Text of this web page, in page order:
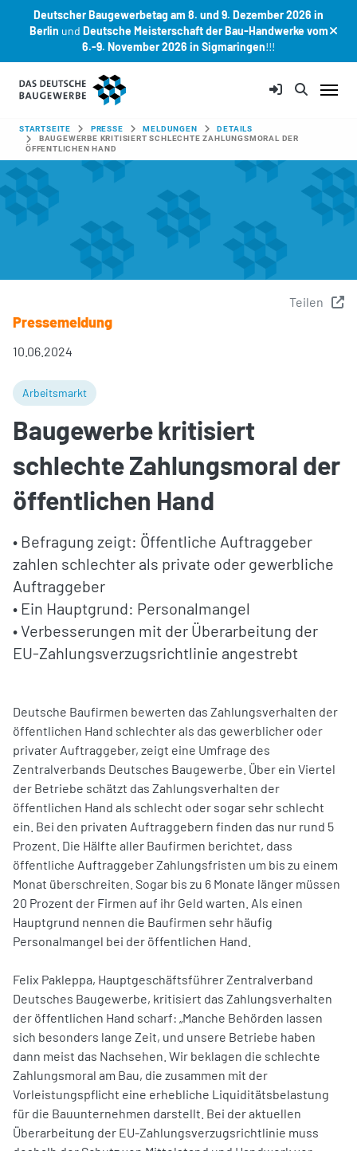
Deutscher Baugewerbetag am 8. und 9. Dezember 2026 in
Berlin und Deutsche Meisterschaft der Bau-Handwerke vom
6.-9. November 2026 in Sigmaringen!!!
Zum Hauptinhalt springen
SIE SIND HIER:
STARTSEITE PRESSE MELDUNGEN
DETAILS
BAUGEWERBE KRITISIERT SCHLECHTE ZAHLUNGSMORAL DER
ÖFFENTLICHEN HAND
Teilen
Pressemeldung
10.06.2024
Arbeitsmarkt
Baugewerbe kritisiert
schlechte Zahlungsmoral der
öffentlichen Hand
• Befragung zeigt: Öffentliche Auftraggeber
zahlen schlechter als private oder gewerbliche
Auftraggeber
• Ein Hauptgrund: Personalmangel
• Verbesserungen mit der Überarbeitung der
EU-Zahlungsverzugsrichtlinie angestrebt
Deutsche Baufirmen bewerten das Zahlungsverhalten der
öffentlichen Hand schlechter als das gewerblicher oder
privater Auftraggeber, zeigt eine Umfrage des
Zentralverbands Deutsches Baugewerbe. Über ein Viertel
der Betriebe schätzt das Zahlungsverhalten der
öffentlichen Hand als schlecht oder sogar sehr schlecht
ein. Bei den privaten Auftraggebern finden das nur rund 5
Prozent. Die Hälfte aller Baufirmen berichtet, dass
öffentliche Auftraggeber Zahlungsfristen um bis zu einem
Monat überschreiten. Sogar bis zu 6 Monate länger müssen
20 Prozent der Firmen auf ihr Geld warten. Als einen
Hauptgrund nennen die Baufirmen sehr häufig
Personalmangel bei der öffentlichen Hand.
Felix Pakleppa, Hauptgeschäftsführer Zentralverband
Deutsches Baugewerbe, kritisiert das Zahlungsverhalten
der öffentlichen Hand scharf: „Manche Behörden lassen
sich besonders lange Zeit, und unsere Betriebe haben
dann meist das Nachsehen. Wir beklagen die schlechte
Zahlungsmoral am Bau, die zusammen mit der
Vorleistungspflicht eine erhebliche Liquiditätsbelastung
für die Bauunternehmen darstellt. Bei der aktuellen
Überarbeitung der EU-Zahlungsverzugsrichtlinie muss